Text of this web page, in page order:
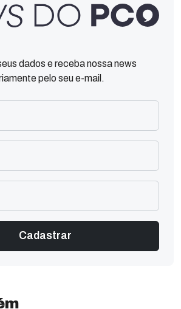
dados e receba nossa news
pelo seu e-mail.